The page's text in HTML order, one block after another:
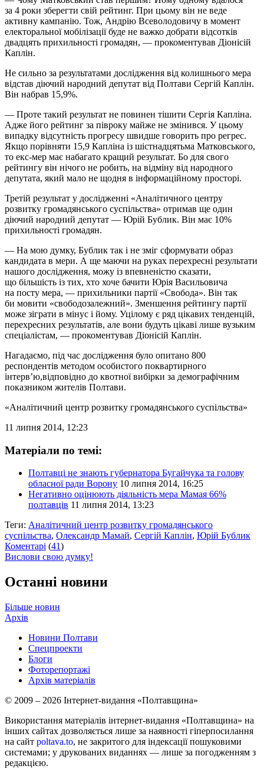
за 4 роки зберегти свій рейтинг. При цьому він не веде
активну кампанію. Тож, Андрію Всеволодовичу в момент
електоральної мобілізації буде не важко добрати відсотків
двадцять прихильності громадян, — прокоментував Діонісій
Каплін.
Не сильно за результатами дослідження від колишнього мера
відстав діючий народний депутат від Полтави Сергій Каплін.
Він набрав 15,9%.
— Проте такий результат не повинен тішити Сергія Капліна.
Адже його рейтинг за півроку майже не змінився. У цьому
випадку відсутність прогресу швидше говорить про регрес.
Якщо порівняти 15,9 Капліна із шістнадцятьма Матковського,
то екс-мер має набагато кращий результат. Бо для свого
рейтингу він нічого не робить, на відміну від народного
депутата, який мало не щодня в інформаційному просторі.
Третій результат у дослідженні «Аналітичного центру
розвитку громадянського суспільства» отримав ще один
діючий народний депутат — Юрій Бублик. Він має 10%
прихильності громадян.
— На мою думку, Бублик так і не зміг сформувати образ
кандидата в мери. А ще маючи на руках перехресні результати
нашого дослідження, можу із впевненістю сказати,
що більшість із тих, хто хоче бачити Юрія Васильовича
на посту мера, — прихильники партії «Свобода». Він так
би мовити «свободозалежний». Зменшення рейтингу партії
може зіграти в мінус і йому. Уцілому є ряд цікавих тенденцій,
перехресних результатів, але вони будуть цікаві лише вузьким
спеціалістам, — прокоментував Діонісій Каплін.
Нагадаємо, під час дослідження було опитано 800
респондентів методом особистого поквартирного
інтерв’ю,відповідно до квотної вибірки за демографічним
показником жителів Полтави.
«Аналітичний центр розвитку громадянського суспільства»
11 липня 2014, 12:23
Матеріали по темі:
Полтавці не знають губернатора Бугайчука та голову
обласної ради Ворону 10 липня 2014, 16:25
Негативно оцінюють діяльність мера Мамая 66%
полтавців 11 липня 2014, 13:23
Теги: Аналітичний центр розвитку громадянського
суспільства, Олександр Мамай, Сергій Каплін, Юрій Бублик
Коментарі (41)
Вислови свою думку!
Останні новини
Більше новин
Архів
Новини Полтави
Спецпроекти
Блоги
Фоторепортажі
Архів матеріалів
© 2009 – 2026 Інтернет-видання «Полтавщина»
Використання матеріалів інтернет-видання «Полтавщина» на
інших сайтах дозволяється лише за наявності гіперпосилання
на сайт poltava.to, не закритого для індексації пошуковими
системами; у друкованих виданнях — лише за погодженням з
редакцією.